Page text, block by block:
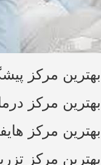
بهترین مرکز
بهترین مرکز
بهترین مرکز
بهترین مرکز